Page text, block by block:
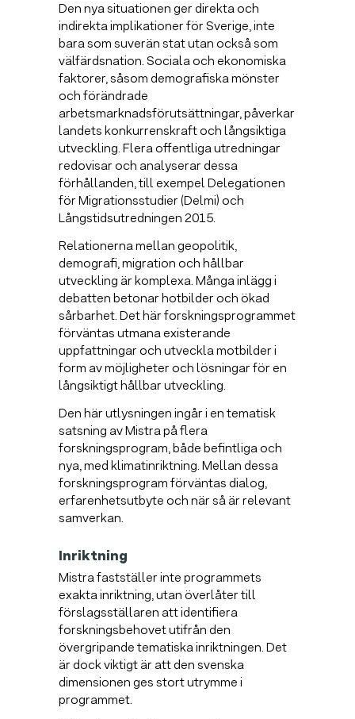
Den nya situationen ger direkta och
indirekta implikationer för Sverige, inte
bara som suverän stat utan också som
välfärdsnation. Sociala och ekonomiska
faktorer, såsom demografiska mönster
och förändrade
arbetsmarknadsförutsättningar, påverkar
landets konkurrenskraft och långsiktiga
utveckling. Flera offentliga utredningar
redovisar och analyserar dessa
förhållanden, till exempel Delegationen
för Migrationsstudier (Delmi) och
Långstidsutredningen 2015.
Relationerna mellan geopolitik,
demografi, migration och hållbar
utveckling är komplexa. Många inlägg i
debatten betonar hotbilder och ökad
sårbarhet. Det här forskningsprogrammet
förväntas utmana existerande
uppfattningar och utveckla motbilder i
form av möjligheter och lösningar för en
långsiktigt hållbar utveckling.
Den här utlysningen ingår i en tematisk
satsning av Mistra på flera
forskningsprogram, både befintliga och
nya, med klimatinriktning. Mellan dessa
forskningsprogram förväntas dialog,
erfarenhetsutbyte och när så är relevant
samverkan.
Inriktning
Mistra fastställer inte programmets
exakta inriktning, utan överlåter till
förslagsställaren att identifiera
forskningsbehovet utifrån den
övergripande tematiska inriktningen. Det
är dock viktigt är att den svenska
dimensionen ges stort utrymme i
programmet.